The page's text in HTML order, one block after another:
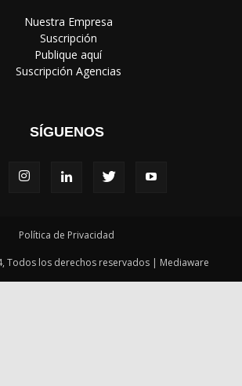
‎ Nuestra Empresa
‎ Suscripción
‎ Publique aquí
‎ Suscripción Agencias
SÍGUENOS
Política de Privacidad
Todos los derechos reservados | Mediaware